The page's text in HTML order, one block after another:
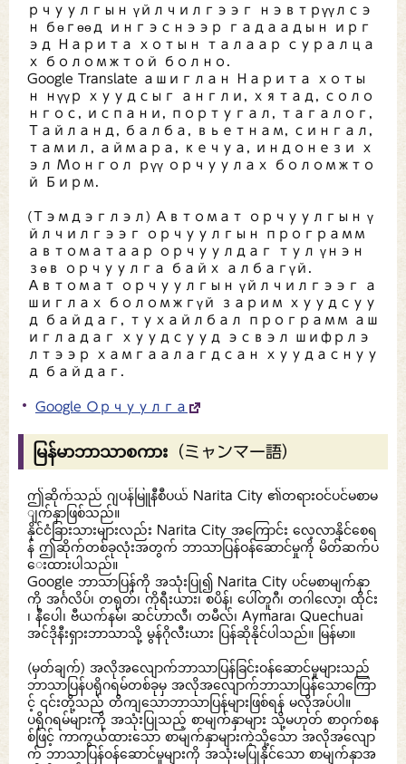
рчуулгын үйлчилгээг нэвтрүүлсэ
н бөгөөд ингэснээр гадаадын ирг
эд Нарита хотын талаар суралца
х боломжтой болно.
Google Translate ашиглан Нарита хоты
н нүүр хуудсыг англи, хятад, соло
нгос, испани, португал, тагалог,
Тайланд, балба, вьетнам, сингал,
тамил, аймара, кечуа, индонези х
эл Монгол рүү орчуулах боломжто
й Бирм.
(Тэмдэглэл) Автомат орчуулгын ү
йлчилгээг орчуулгын программ
автоматаар орчуулдаг тул үнэн
зөв орчуулга байх албагүй.
Автомат орчуулгын үйлчилгээг а
шиглах боломжгүй зарим хуудсуу
д байдаг, тухайлбал программ аш
игладаг хуудсууд эсвэл шифрлэ
лтээр хамгаалагдсан хуудаснуу
д байдаг.
Google Орчуулга
မြန်မာဘာသာစကား（ミャンマー語）
ဤဆိုက်သည် ဂျပန်မြူနီစီပယ် Narita City ၏တရားဝင်ပင်မစာမ
ျက်နှာဖြစ်သည်။
နိုင်ငံခြားသားများလည်း Narita City အကြောင်း လေ့လာနိုင်စေရ
န် ဤဆိုက်တစ်ခုလုံးအတွက် ဘာသာပြန်ဝန်ဆောင်မှုကို မိတ်ဆက်ပ
ေးထားပါသည်။
Google ဘာသာပြန်ကို အသုံးပြု၍ Narita City ပင်မစာမျက်နှာ
ကို အင်္ဂလိပ်၊ တရုတ်၊ ကိုရီးယား၊ စပိန်၊ ပေါ်တူဂီ၊ တဂါလော့၊ ထိုင်း
၊ နီပေါ၊ ဗီယက်နမ်၊ ဆင်ဟာလီ၊ တမီလ်၊ Aymara၊ Quechua၊
အင်ဒိုနီးရှားဘာသာသို့ မွန်ဂိုလီးယား ပြန်ဆိုနိုင်ပါသည်။ မြန်မာ။
(မှတ်ချက်) အလိုအလျောက်ဘာသာပြန်ခြင်းဝန်ဆောင်မှုများသည်
ဘာသာပြန်ပရိုဂရမ်တစ်ခုမှ အလိုအလျောက်ဘာသာပြန်သောကြော
င့် ၎င်းတို့သည် တိကျသောဘာသာပြန်များဖြစ်ရန် မလိုအပ်ပါ။
ပရိုဂရမ်များကို အသုံးပြုသည့် စာမျက်နှာများ သို့မဟုတ် စာဝှက်စန
စ်ဖြင့် ကာကွယ်ထားသော စာမျက်နှာများကဲ့သို့သော အလိုအလျော
က် ဘာသာပြန်ဝန်ဆောင်မှုများကို အသုံးမပြုနိုင်သော စာမျက်နှာအ